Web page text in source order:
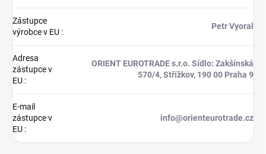
Zástupce
výrobce v EU :
Petr Vyoral
Adresa
zástupce v
EU :
ORIENT EUROTRADE s.r.o. Sídlo: Zakšínská
570/4, Střížkov, 190 00 Praha 9
E-mail
zástupce v
EU :
info@orienteurotrade.cz